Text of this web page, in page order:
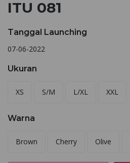
ITU 081
Tanggal Launching
07-06-2022
Ukuran
XS S/M L/XL XXL
Warna
Brown Cherry Olive